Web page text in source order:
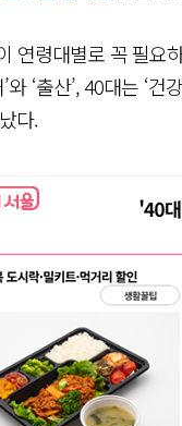
연령대별로 꼭 필요
와 ‘출산’, 40대는 ‘
다.